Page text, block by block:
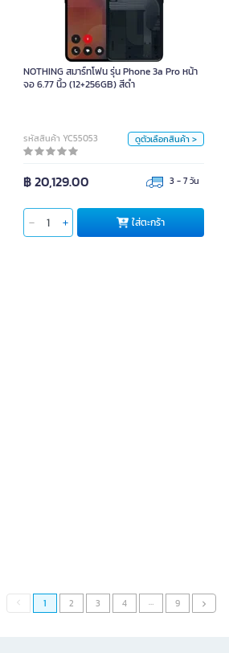
NOTHING สมาร์ทโฟน รุ่น Phone 3a Pro หน้า
จอ 6.77 นิ้ว (12+256GB) สีดำ
รหัสสินค้า YC55053 ดูตัวเลือกสินค้า >
฿ 20,129.00 3 - 7 วัน
ใส่ตะกร้า
NOTHING สมาร์ทโฟน รุ่น Phone 3a Pro หน้า
จอ 6.77 นิ้ว (12+256GB) สีดำ
หน่วย
สี
ใส่ตะกร้า
1 2 3 4 … 9